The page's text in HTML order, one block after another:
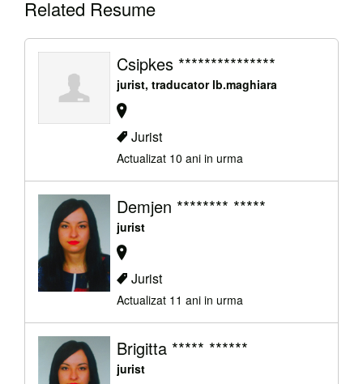
Related Resume
Csipkes ***************
jurist, traducator lb.maghiara
Jurist
Actualizat 10 ani in urma
Demjen ******** *****
jurist
Jurist
Actualizat 11 ani in urma
Brigitta ***** ******
jurist